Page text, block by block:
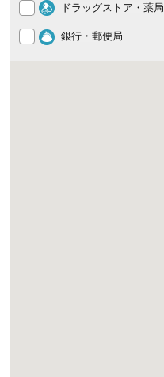
ドラッグストア・薬局
銀行・郵便局